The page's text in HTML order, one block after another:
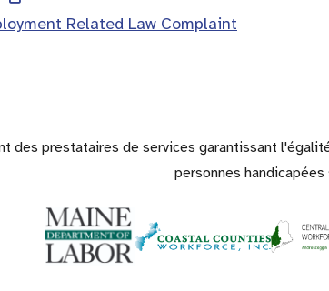
Related Law Complaint
des prestataires de services garantissant
personnes handicapées